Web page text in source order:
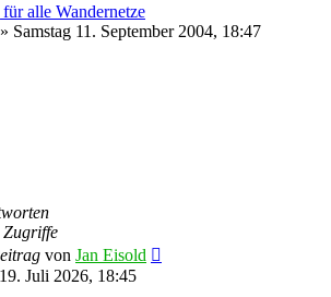
alle Wandernetze
» Samstag 11. September 2004, 18:47
Zugriffe
von Jan Eisold
Juli 2026, 18:45